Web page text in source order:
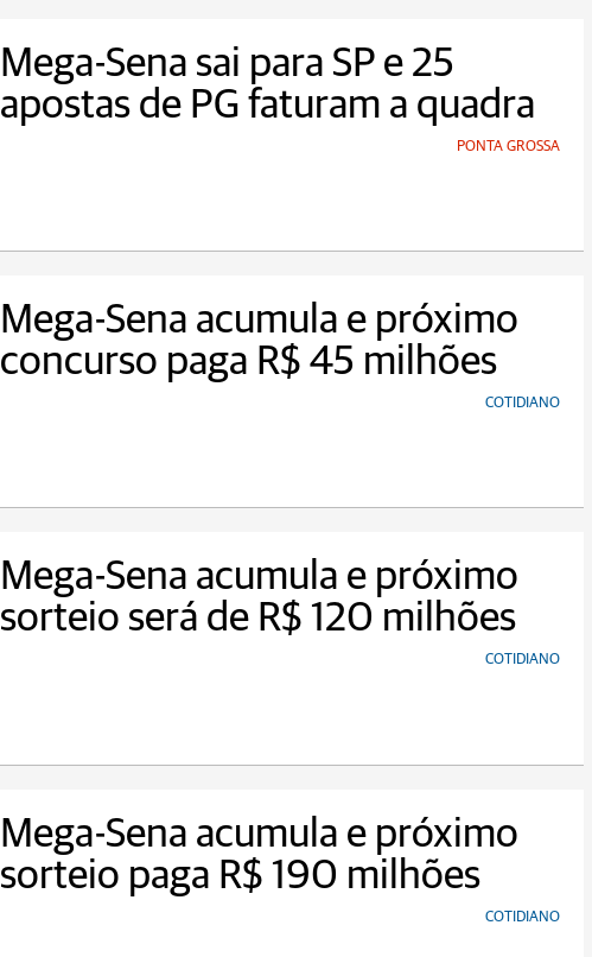
Mega-Sena sai para SP e 25
apostas de PG faturam a quadra
PONTA GROSSA
Mega-Sena acumula e próximo
concurso paga R$ 45 milhões
COTIDIANO
Mega-Sena acumula e próximo
sorteio será de R$ 120 milhões
COTIDIANO
Mega-Sena acumula e próximo
sorteio paga R$ 190 milhões
COTIDIANO